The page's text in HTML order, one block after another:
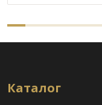
Каталог